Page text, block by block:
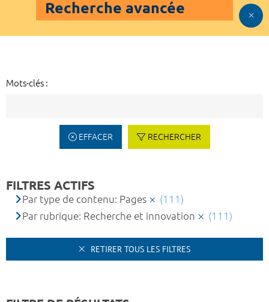
Recherche avancée
Mots-clés :
EFFACER RECHERCHER
FILTRES ACTIFS
Par type de contenu: Pages
(111)
Par rubrique: Recherche et innovation
(111)
RETIRER TOUS LES FILTRES